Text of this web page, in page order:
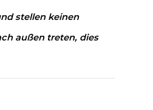
stellen keinen
außen treten, dies